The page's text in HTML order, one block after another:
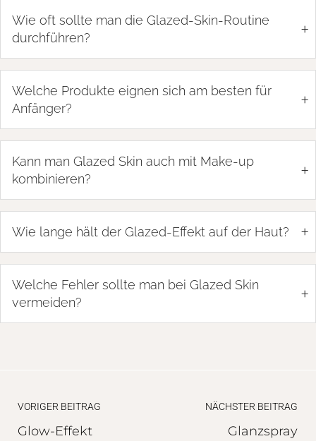
Wie oft sollte man die Glazed-Skin-Routine
durchführen?
+
Welche Produkte eignen sich am besten für
Anfänger?
+
Kann man Glazed Skin auch mit Make-up
kombinieren?
+
Wie lange hält der Glazed-Effekt auf der Haut? +
Welche Fehler sollte man bei Glazed Skin
vermeiden?
+
VORIGER BEITRAG
Glow-Effekt
NÄCHSTER BEITRAG
Glanzspray